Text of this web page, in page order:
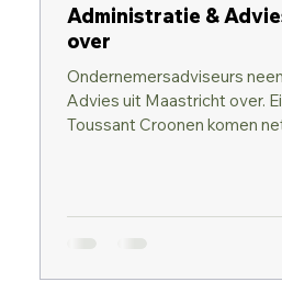
Administratie &
over
Ondernemersadviseurs
Advies uit Maastricht over.
Toussant Croonen komen
advieskantoren die